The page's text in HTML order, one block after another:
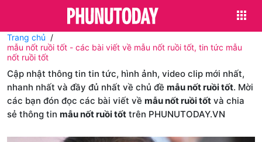
Trang chủ
mẫu nốt ruồi tốt - các bài viết về mẫu nốt ruồi tốt, tin tức mẫu
nốt ruồi tốt
Cập nhật thông tin tin tức, hình ảnh, video clip mới nhất,
nhanh nhất và đầy đủ nhất về chủ đề mẫu nốt ruồi tốt. Mời
các bạn đón đọc các bài viết về mẫu nốt ruồi tốt và chia
sẻ thông tin mẫu nốt ruồi tốt trên PHUNUTODAY.VN